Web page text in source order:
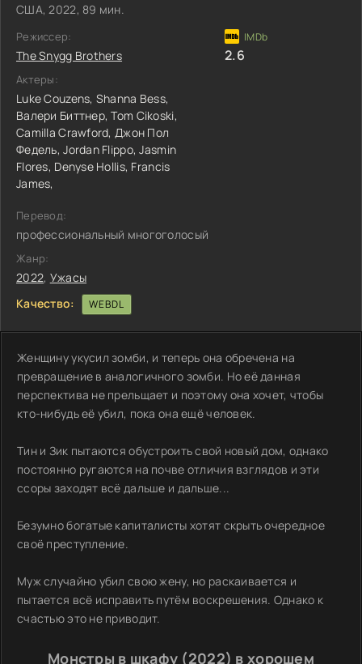
США, 2022, 89 мин.
Режиссер:
The Snygg Brothers
Актеры:
Luke Couzens, Shanna Bess,
Валери Биттнер,Tom Cikoski,
Camilla Crawford,Джон Пол
Федель,Jordan Flippo,Jasmin
Flores, Denyse Hollis, Francis
James,
2.6
Перевод:
профессиональный многоголосый
Жанр:
2022, Ужасы
Качество:
WEBDL
Женщину укусил зомби, и теперь она обречена на
превращение в аналогичного зомби. Но её данная
перспектива не прельщает и поэтому она хочет, чтобы
кто-нибудь её убил, пока она ещё человек.
Тин и Зик пытаются обустроить свой новый дом, однако
постоянно ругаются на почве отличия взглядов и эти
ссоры заходят всё дальше и дальше...
Безумно богатые капиталисты хотят скрыть очередное
своё преступление.
Муж случайно убил свою жену, но раскаивается и
пытается всё исправить путём воскрешения. Однако к
счастью это не приводит.
Монстры в шкафу (2022) в хорошем